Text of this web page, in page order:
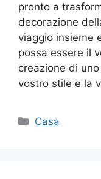
pronto a
decorazione
viaggio insieme
possa essere il
creazione di
vostro stile e la
Categorie
Casa